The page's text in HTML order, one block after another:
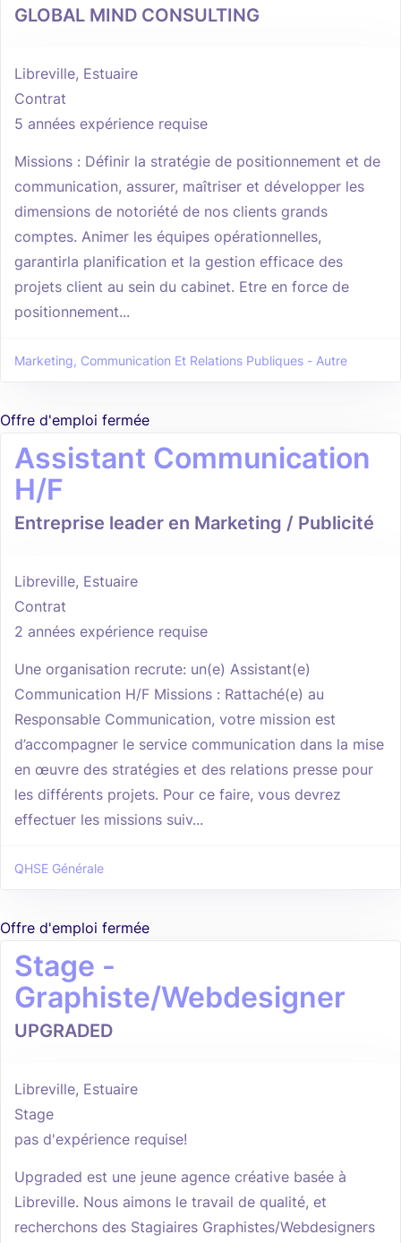
GLOBAL MIND CONSULTING
Libreville, Estuaire
Contrat
5 années expérience requise
Missions : Définir la stratégie de positionnement et de
communication, assurer, maîtriser et développer les
dimensions de notoriété de nos clients grands
comptes. Animer les équipes opérationnelles,
garantirla planification et la gestion efficace des
projets client au sein du cabinet. Etre en force de
positionnement...
Marketing, Communication Et Relations Publiques - Autre
Offre d'emploi fermée
Assistant Communication
H/F
Entreprise leader en Marketing / Publicité
Libreville, Estuaire
Contrat
2 années expérience requise
Une organisation recrute: un(e) Assistant(e)
Communication H/F Missions : Rattaché(e) au
Responsable Communication, votre mission est
d’accompagner le service communication dans la mise
en œuvre des stratégies et des relations presse pour
les différents projets. Pour ce faire, vous devrez
effectuer les missions suiv...
QHSE Générale
Offre d'emploi fermée
Stage -
Graphiste/Webdesigner
UPGRADED
Libreville, Estuaire
Stage
pas d'expérience requise!
Upgraded est une jeune agence créative basée à
Libreville. Nous aimons le travail de qualité, et
recherchons des Stagiaires Graphistes/Webdesigners